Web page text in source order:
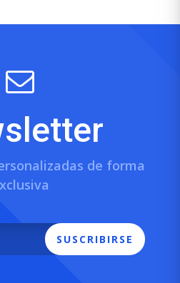
de forma
SUSCRIBIRSE